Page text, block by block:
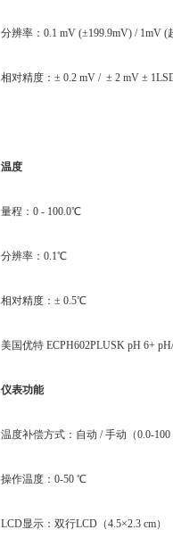
分辨率：0.1 mV (±199.9mV) / 1mV (
相对精度：± 0.2 mV / ± 2 mV ±
温度
量程：0 - 100.0℃
分辨率：0.1℃
相对精度：± 0.5℃
美国优特 ECPH602PLUSK pH 6+
仪表功能
温度补偿方式：自动 / 手动（0.0-
操作温度：0-50 ℃
LCD显示：双行LCD（4.5×2.3 cm）